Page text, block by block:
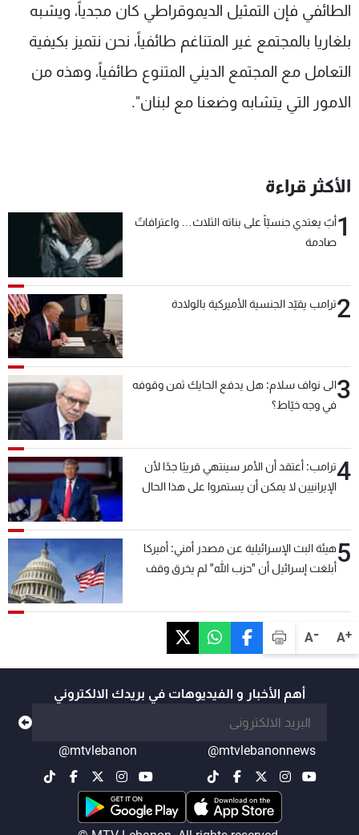
A+
A-
الطائفي فإن التمثيل الديموقراطي كان مجدياً، ويشبه
بلغاريا بالمجتمع غير المتناغم طائفياً، نحن نتميز بكيفية
التعامل مع المجتمع الديني المتنوع طائفياً، وهذه من
الامور التي يتشابه وضعنا مع لبنان".
الأكثر قراءة
1أبٌ يعتدي جنسيّاً على بناته الثلاث… واعترافاتٌ
صادمة
2ترامب يقيّد الجنسية الأميركية بالولادة
3الى نواف سلام: هل يدفع الحايك ثمن وقوفه
في وجه خيّاط؟
4ترامب: أعتقد أن الأمر سينتهي قريبًا جدًا لأن
الإيرانيين لا يمكن أن يستمروا على هذا الحال
5هيئة البث الإسرائيلية عن مصدر أمني: أميركا
أبلغت إسرائيل أن "حزب الله" لم يخرق وقف
أهم الأخبار و الفيديوهات في بريدك الالكتروني
@mtvlebanonnews
@mtvlebanon